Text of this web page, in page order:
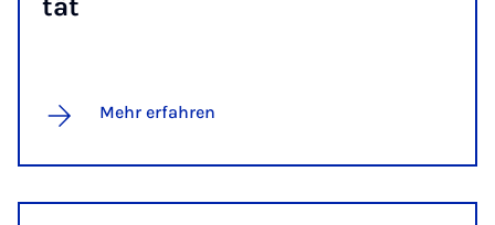
tät
Mehr erfahren